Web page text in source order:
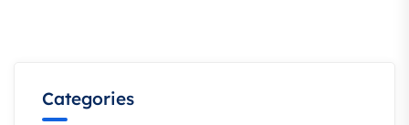
Categories